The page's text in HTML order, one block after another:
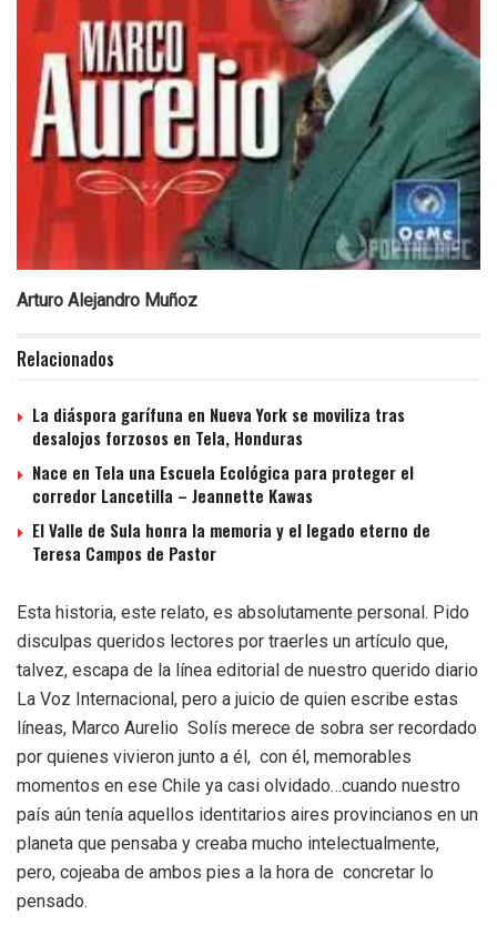
Arturo Alejandro Muñoz
Relacionados
La diáspora garífuna en Nueva York se moviliza tras
desalojos forzosos en Tela, Honduras
Nace en Tela una Escuela Ecológica para proteger el
corredor Lancetilla – Jeannette Kawas
El Valle de Sula honra la memoria y el legado eterno de
Teresa Campos de Pastor
Esta historia, este relato, es absolutamente personal. Pido
disculpas queridos lectores por traerles un artículo que,
talvez, escapa de la línea editorial de nuestro querido diario
La Voz Internacional, pero a juicio de quien escribe estas
líneas, Marco Aurelio Solís merece de sobra ser recordado
por quienes vivieron junto a él, con él, memorables
momentos en ese Chile ya casi olvidado…cuando nuestro
país aún tenía aquellos identitarios aires provincianos en un
planeta que pensaba y creaba mucho intelectualmente,
pero, cojeaba de ambos pies a la hora de concretar lo
pensado.